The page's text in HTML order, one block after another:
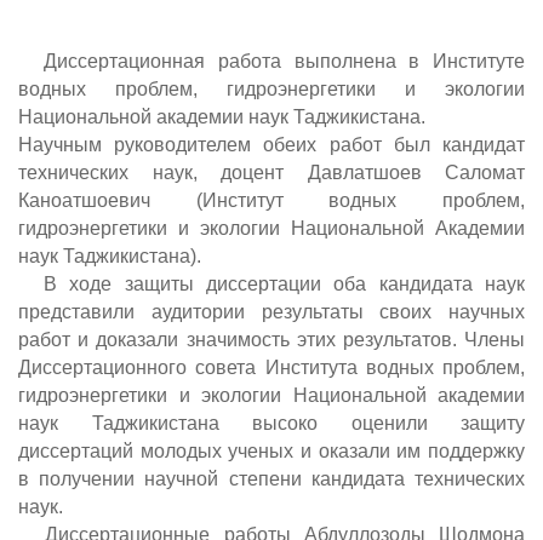
Диссертационная работа выполнена в Институте
водных проблем, гидроэнергетики и экологии
Национальной академии наук Таджикистана.
Научным руководителем обеих работ был кандидат
технических наук, доцент Давлатшоев Саломат
Каноатшоевич (Институт водных проблем,
гидроэнергетики и экологии Национальной Академии
наук Таджикистана).
В ходе защиты диссертации оба кандидата наук
представили аудитории результаты своих научных
работ и доказали значимость этих результатов. Члены
Диссертационного совета Института водных проблем,
гидроэнергетики и экологии Национальной академии
наук Таджикистана высоко оценили защиту
диссертаций молодых ученых и оказали им поддержку
в получении научной степени кандидата технических
наук.
Диссертационные работы Абдуллозоды Шодмона